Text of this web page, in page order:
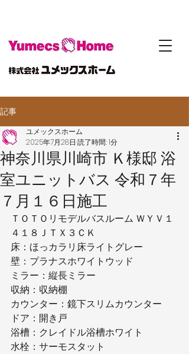
記事
神奈川県川崎市 Ｋ様邸 浴
室ユニットバス 令和７年
７月１６日施工
ユメックスホーム
2025年7月28日 読了時間: 1分
ＴＯＴＯリモデルバスルーム ＷＹＶ１
４１８ＪＴＸ３ＣＫ
床：ほっカラリ床ライトグレー
壁：プラナスホワイトウッド
ミラー：縦長ミラー
収納：収納棚
カウンター：鏡下スリムカウンター
ドア：開き戸
浴槽：クレイドル浴槽ホワイト
水栓：サーモスタット